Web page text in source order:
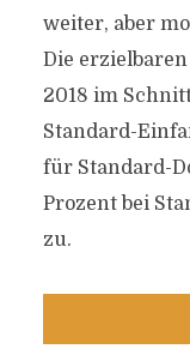
weiter, aber
Die
2018 im
Standard-
für Standard-
Prozent bei
zu.